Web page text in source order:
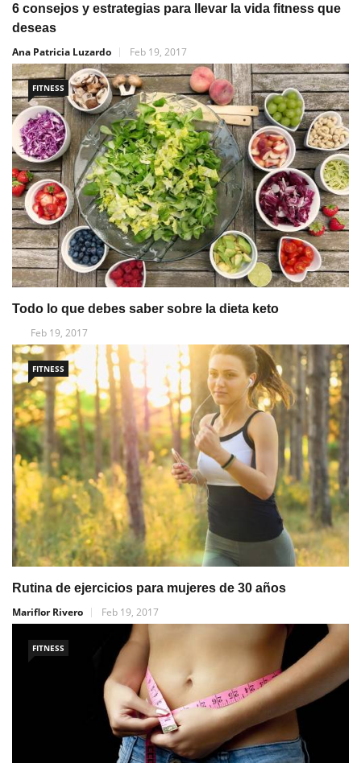
6 consejos y estrategias para llevar la vida fitness que
deseas
Ana Patricia Luzardo
Feb 19, 2017
FITNESS
Todo lo que debes saber sobre la dieta keto
Feb 19, 2017
FITNESS
Rutina de ejercicios para mujeres de 30 años
Mariflor Rivero
Feb 19, 2017
FITNESS